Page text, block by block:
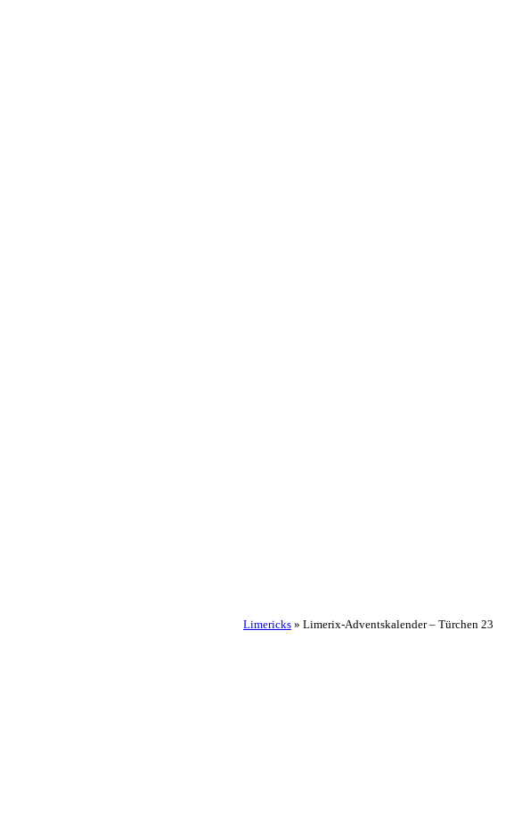
Limericks » Limerix-Adventskalender – Türchen 23